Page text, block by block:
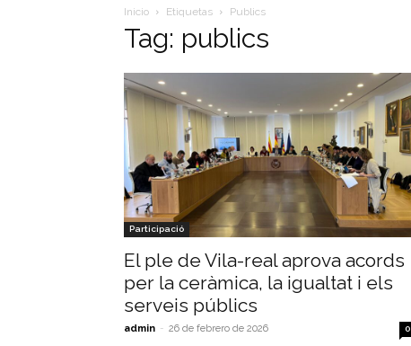
Inicio Etiquetas Publics
Tag: publics
Participació
El ple de Vila-real aprova acords
per la ceràmica, la igualtat i els
serveis públics
admin - 26 de febrero de 2026 0